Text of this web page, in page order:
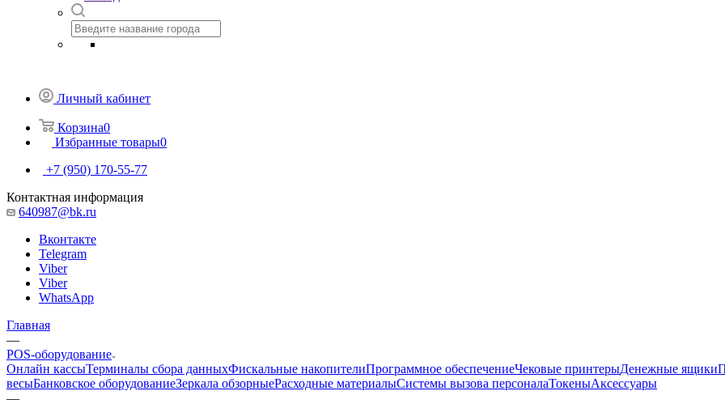
Личный кабинет
Корзина0
Избранные товары0
+7 (950) 170-55-77
Контактная информация
640987@bk.ru
Вконтакте
Telegram
Viber
Viber
WhatsApp
Главная
—
POS-оборудование
Онлайн кассыТерминалы сбора данныхФискальные накопителиПрограммное обеспечениеЧековые принтерыДенежные ящики
весыБанковское оборудованиеЗеркала обзорныеРасходные материалыСистемы вызова персоналаТокеныАксессуары
—